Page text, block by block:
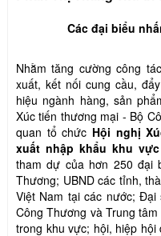
Các đại biểu
Nhằm tăng cường công
xuất, kết nối cung cầu,
hiệu ngành hàng, sản
Xúc tiến thương mại - Bộ
quan tổ chức Hội nghị
xuất nhập khẩu khu vực
tham dự của hơn 250 đại
Thương; UBND các tỉnh,
Việt Nam tại các nước;
Công Thương và Trung
trong khu vực; hội, hiệp